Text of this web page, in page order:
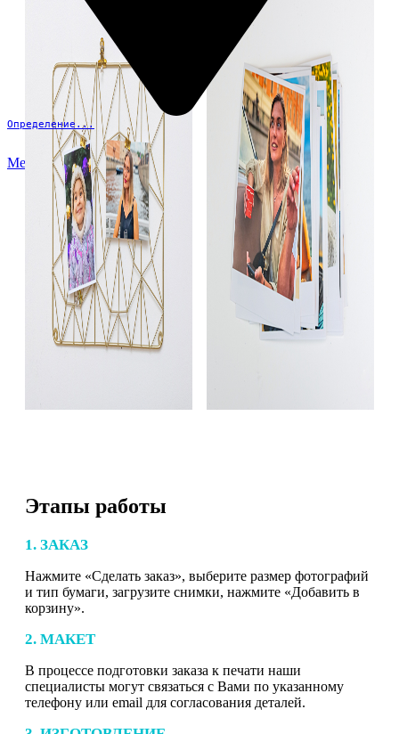
Определение...
Меню
Этапы работы
1. ЗАКАЗ
Нажмите «Сделать заказ», выберите размер фотографий
и тип бумаги, загрузите снимки, нажмите «Добавить в
корзину».
2. МАКЕТ
В процессе подготовки заказа к печати наши
специалисты могут связаться с Вами по указанному
телефону или email для согласования деталей.